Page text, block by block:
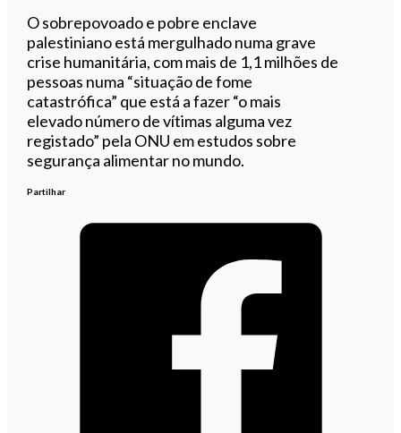
O sobrepovoado e pobre enclave
palestiniano está mergulhado numa grave
crise humanitária, com mais de 1,1 milhões de
pessoas numa “situação de fome
catastrófica” que está a fazer “o mais
elevado número de vítimas alguma vez
registado” pela ONU em estudos sobre
segurança alimentar no mundo.
Partilhar